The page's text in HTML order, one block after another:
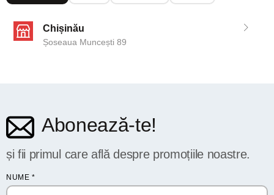
Chișinău
Șoseaua Muncești 89
Abonează-te!
și fii primul care află despre promoțiile noastre.
NUME *